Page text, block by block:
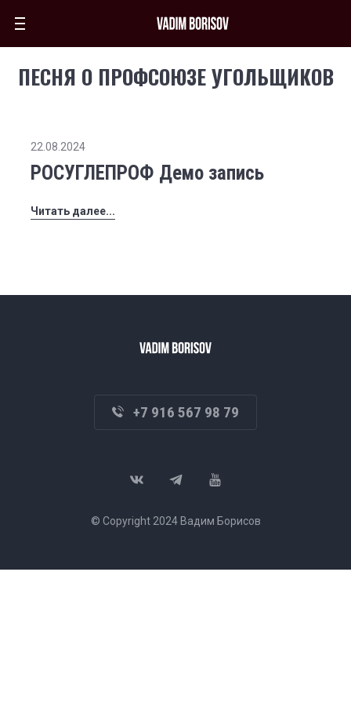
ПЕСНЯ О ПРОФСОЮЗЕ УГОЛЬЩИКОВ
22.08.2024
РОСУГЛЕПРОФ Демо запись
Читать далее...
+7 916 567 98 79
© Copyright 2024 Вадим Борисов